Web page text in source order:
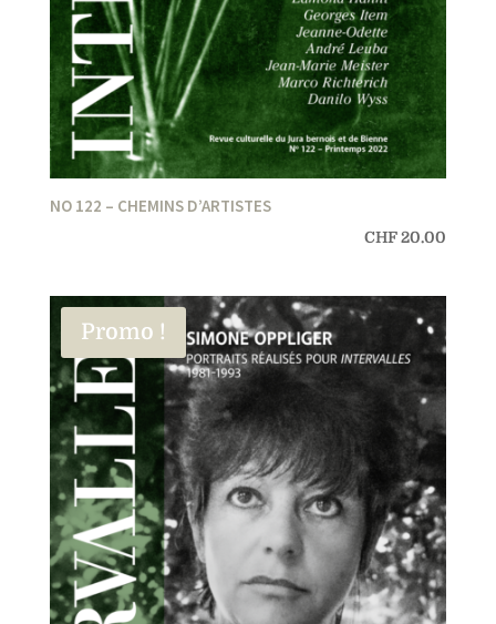
NO 122 – CHEMINS D’ARTISTES
CHF20.00
Promo !